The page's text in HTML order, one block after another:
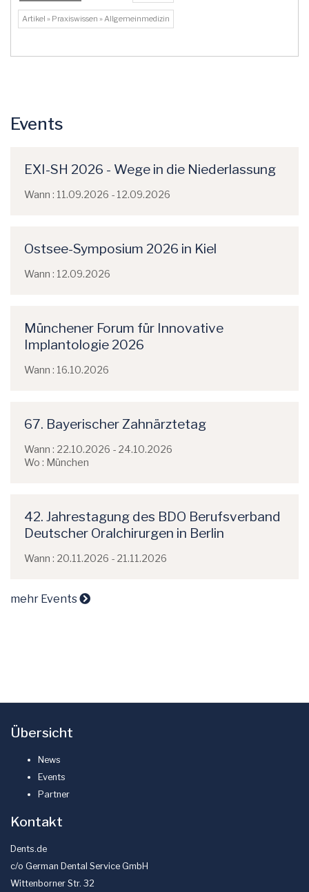
Artikel » Praxiswissen » Allgemeinmedizin
Events
EXI-SH 2026 - Wege in die Niederlassung
Wann : 11.09.2026 - 12.09.2026
Ostsee-Symposium 2026 in Kiel
Wann : 12.09.2026
Münchener Forum für Innovative
Implantologie 2026
Wann : 16.10.2026
67. Bayerischer Zahnärztetag
Wann : 22.10.2026 - 24.10.2026
Wo : München
42. Jahrestagung des BDO Berufsverband
Deutscher Oralchirurgen in Berlin
Wann : 20.11.2026 - 21.11.2026
mehr Events
Übersicht
News
Events
Partner
Kontakt
Dents.de
c/o German Dental Service GmbH
Wittenborner Str. 32